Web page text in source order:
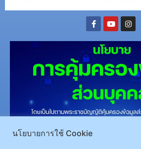
(อ.นามน)13 หมู่ 14 ต.สงเปลือย อ.นามน จ.กาฬสินธุ์ 46230
นโยบายการใช้ Cookie